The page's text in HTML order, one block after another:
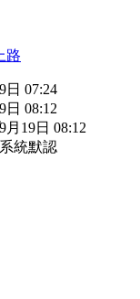
路
日 07:24
日 08:12
9月19日 08:12
統默認